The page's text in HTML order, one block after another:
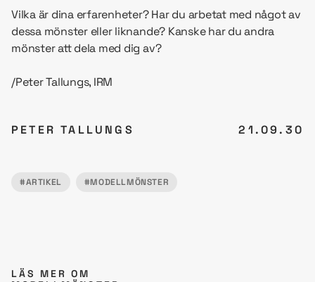
Vilka är dina erfarenheter? Har du arbetat med något av
dessa mönster eller liknande? Kanske har du andra
mönster att dela med dig av?
/Peter Tallungs, IRM
PETER TALLUNGS 21.09.30
#ARTIKEL #MODELLMÖNSTER
LÄS MER OM